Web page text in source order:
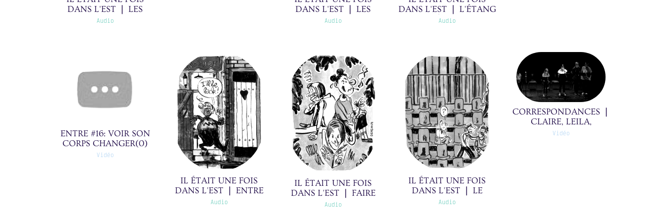
DANS L'EST ❘ LES
GAYOTS ET LES
Audio
DANS L'EST ❘ LES
BAROUDEURS ❘
Audio
DANS L'EST ❘ L'ÉTANG
DU GUÉ ❘ 15/30(0)
Audio
ENTRE #16: VOIR SON
CORPS CHANGER(0)
Vidéo
IL ÉTAIT UNE FOIS
DANS L'EST ❘ ENTRE
DEUX VILLAGES ❘
Audio
IL ÉTAIT UNE FOIS
DANS L'EST ❘ FAIRE
COMME LES GRANDS
Audio
IL ÉTAIT UNE FOIS
DANS L'EST ❘ LE
STADE ❘ 20/30(0)
Audio
CORRESPONDANCES ❘
CLAIRE, LEILA,
GUILLAUME ET
Vidéo